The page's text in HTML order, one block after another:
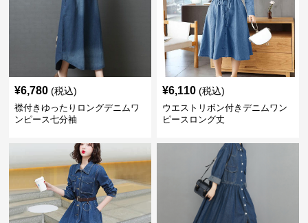
¥6,780 (税込)
襟付きゆったりロングデニムワ
ンピース七分袖
¥6,110 (税込)
ウエストリボン付きデニムワン
ピースロング丈